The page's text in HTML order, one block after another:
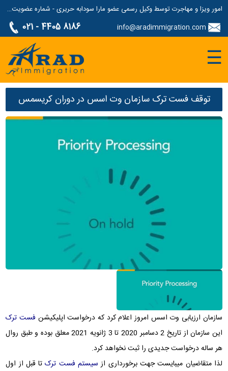
امور ویزا و مهاجرت توسط وکیل رسمی عضو مارا سودابه حریری - شماره عضویت مارا: 1687507
021 - 4405 8186 info@aradimmigration.com
☰
توقف فست ترک سازمان وت اسس در دوران کریسمس
سازمان ارزیابی وت اسس امروز اعلام کرد که درخواست اپلیکیشن فست ترک
این سازمان از تاریخ 2 دسامبر 2020 تا 3 ژانویه 2021 معلق بوده و طبق روال
هر ساله درخواست جدیدی را ثبت نخواهد کرد.
لذا متقاضیان میبایست جهت برخورداری از سیستم فست ترک تا قبل از اول